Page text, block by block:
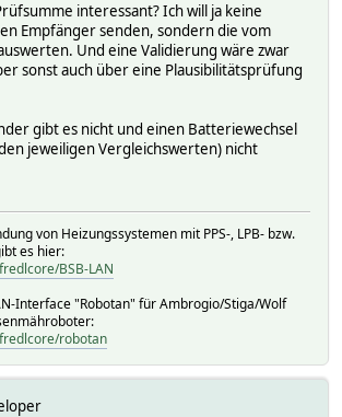
interessant? Ich will ja keine
Empfänger senden, sondern die vom
Und eine Validierung wäre zwar
sonst auch über eine Plausibilitätsprüfung
gibt es nicht und einen Batteriewechsel
jeweiligen Vergleichswerten) nicht
von Heizungssystemen mit PPS-, LPB- bzw.
es hier:
BSB-LAN
Interface "Robotan" für Ambrogio/Stiga/Wolf
robotan